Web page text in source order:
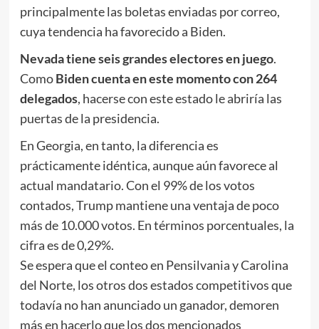
principalmente las boletas enviadas por correo,
cuya tendencia ha favorecido a Biden.
Nevada tiene seis grandes electores en juego.
ComoBiden cuenta en este momento con 264
delegados, hacerse con este estado le abriría las
puertas de la presidencia.
En Georgia, en tanto, la diferencia es
prácticamente idéntica, aunque aún favorece al
actual mandatario. Con el 99% de los votos
contados, Trump mantiene una ventaja de poco
más de 10.000 votos. En términos porcentuales, la
cifra es de 0,29%.
Se espera que el conteo en Pensilvania y Carolina
del Norte, los otros dos estados competitivos que
todavía no han anunciado un ganador, demoren
más en hacerlo que los dos mencionados